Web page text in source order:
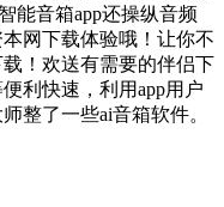
能音箱app还操纵音频
网下载体验哦！让你不
！欢送有需要的伴侣下
利快速，利用app用户
整了一些ai音箱软件。